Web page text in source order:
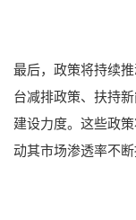
最后，政策将持续
台减排政策、扶持
建设力度。这些政
动其市场渗透率不断